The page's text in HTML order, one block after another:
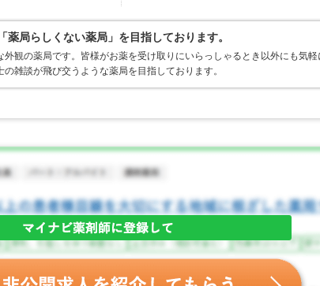
局らしくない薬局」を目指しております。
外観の薬局です。皆様がお薬を受け取りにいらっしゃるとき以外にも気
雑談が飛び交うような薬局を目指しております。